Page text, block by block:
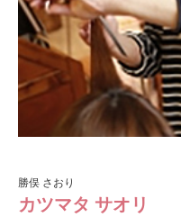
勝俣 さおり
カツマタ サオリ